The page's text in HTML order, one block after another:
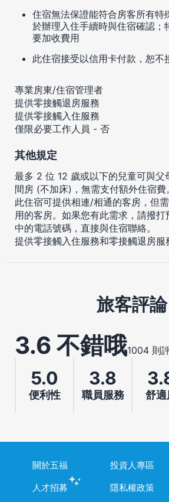
住宿無法保證能符合房客所有特
於辦理入住手續時與住宿確認；
要加收費用
此住宿接受以信用卡付款，恕不
專業房東/住宿管理者
提供零接觸退房服務
提供零接觸入住服務
僅限必要工作人員 - 否
其他規定
最多 2 位 12 歲或以下的兒童可與父
間房 (不加床)，無需支付額外住宿費。
此住宿可提供相連/相通的客房，但
用的客房。如果您有此需求，請撥
中的電話號碼，直接與住宿聯絡。
提供零接觸入住服務和零接觸退房服
旅客評論
3.6 不錯哦1004 則
5.0
便利性
3.8
職員服務 舒適
關於五福 投資人專區
人才招募
隱私權政策